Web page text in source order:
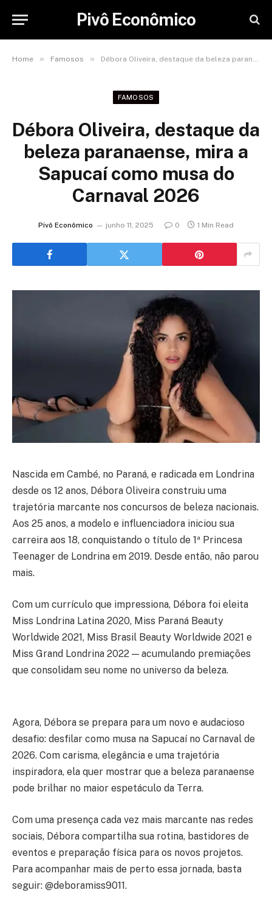
Pivô Econômico
Home » Famosos » Débora Oliveira, destaque da beleza paranaense, mira a Sapucaí como musa do Carnaval 2026
FAMOSOS
Débora Oliveira, destaque da
beleza paranaense, mira a
Sapucaí como musa do
Carnaval 2026
Pivô Econômico junho 11, 2025 0 1 Min Read
Nascida em Cambé, no Paraná, e radicada em Londrina
desde os 12 anos, Débora Oliveira construiu uma
trajetória marcante nos concursos de beleza nacionais.
Aos 25 anos, a modelo e influenciadora iniciou sua
carreira aos 18, conquistando o título de 1ª Princesa
Teenager de Londrina em 2019. Desde então, não parou
mais.
Com um currículo que impressiona, Débora foi eleita
Miss Londrina Latina 2020, Miss Paraná Beauty
Worldwide 2021, Miss Brasil Beauty Worldwide 2021 e
Miss Grand Londrina 2022 — acumulando premiações
que consolidam seu nome no universo da beleza.
Agora, Débora se prepara para um novo e audacioso
desafio: desfilar como musa na Sapucaí no Carnaval de
2026. Com carisma, elegância e uma trajetória
inspiradora, ela quer mostrar que a beleza paranaense
pode brilhar no maior espetáculo da Terra.
Com uma presença cada vez mais marcante nas redes
sociais, Débora compartilha sua rotina, bastidores de
eventos e preparação física para os novos projetos.
Para acompanhar mais de perto essa jornada, basta
seguir: @deboramiss9011.